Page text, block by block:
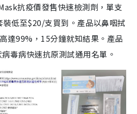
抗疫價發售快速檢測劑，單支
低至$20/支買到。產品以鼻咽拭
達99%，15分鐘就知結果。產品
毒病快速抗原測試通用名單。